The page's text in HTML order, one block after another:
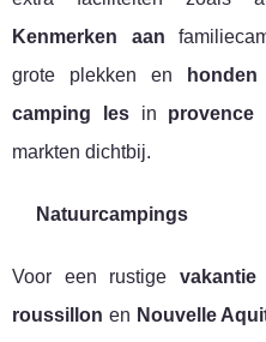
Kenmerken aan
grote plekken en
camping lesin provence
markten dichtbij.
Natuurcampings
Voor een rustige
roussillon en Nouvelle